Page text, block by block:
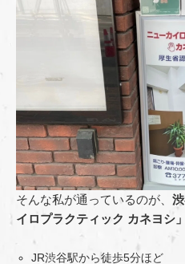
そんな私が通っているのが、
イロプラクティック カネヨシ」
JR渋谷駅から徒歩5分ほど